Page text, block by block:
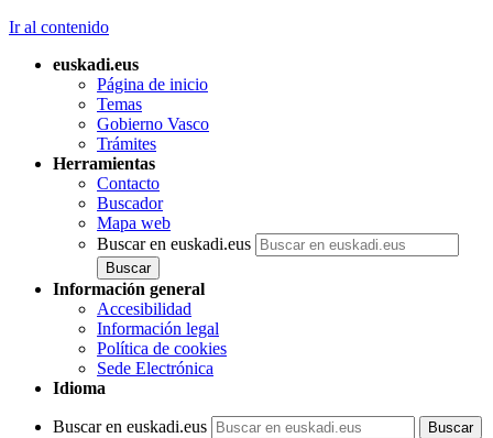
Ir al contenido
euskadi.eus
Página de inicio
Temas
Gobierno Vasco
Trámites
Herramientas
Contacto
Buscador
Mapa web
Buscar en euskadi.eus
Información general
Accesibilidad
Información legal
Política de cookies
Sede Electrónica
Idioma
Buscar en euskadi.eus